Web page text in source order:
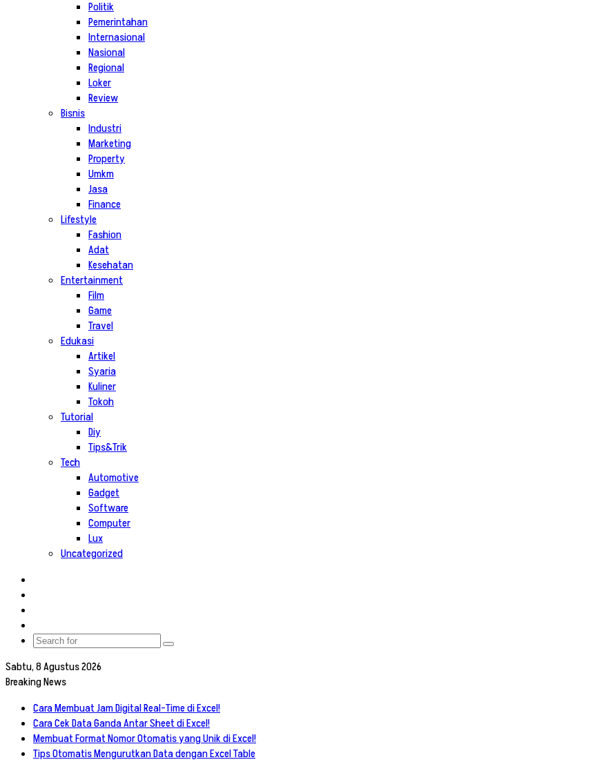
Politik
Pemerintahan
Internasional
Nasional
Regional
Loker
Review
Bisnis
Industri
Marketing
Property
Umkm
Jasa
Finance
Lifestyle
Fashion
Adat
Kesehatan
Entertainment
Film
Game
Travel
Edukasi
Artikel
Syaria
Kuliner
Tokoh
Tutorial
Diy
Tips&Trik
Tech
Automotive
Gadget
Software
Computer
Lux
Uncategorized
skin
Search
Sabtu, 8 Agustus 2026
Breaking News
Cara Membuat Jam Digital Real-Time di Excel!
Cara Cek Data Ganda Antar Sheet di Excel!
Membuat Format Nomor Otomatis yang Unik di Excel!
Tips Otomatis Mengurutkan Data dengan Excel Table